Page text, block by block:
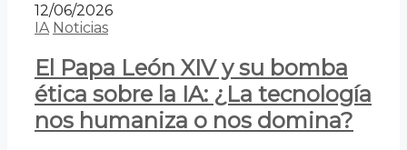
12/06/2026
IA Noticias
El Papa León XIV y su bomba
ética sobre la IA: ¿La tecnología
nos humaniza o nos domina?